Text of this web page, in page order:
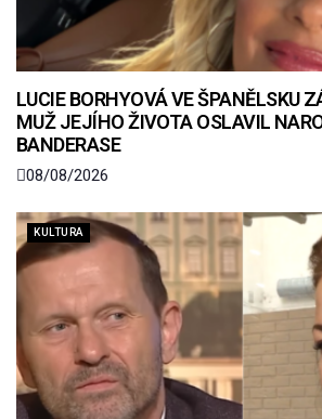
LUCIE BORHYOVÁ VE ŠPANĚLSKU
MUŽ JEJÍHO ŽIVOTA OSLAVIL
BANDERASE
08/08/2026
KULTURA